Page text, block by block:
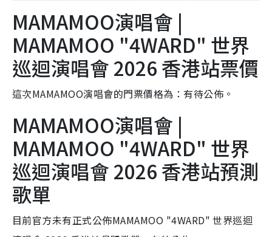
MAMAMOO演唱會 |
MAMAMOO "4WARD" 世界
巡迴演唱會 2026 香港站票價
這次MAMAMOO演唱會的門票價格為：有待公佈。
MAMAMOO演唱會 |
MAMAMOO "4WARD" 世界
巡迴演唱會 2026 香港站預測
歌單
目前官方未有正式公佈MAMAMOO "4WARD" 世界巡迴